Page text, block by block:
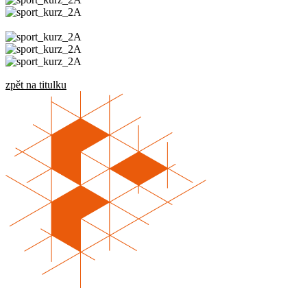
zpět na titulku